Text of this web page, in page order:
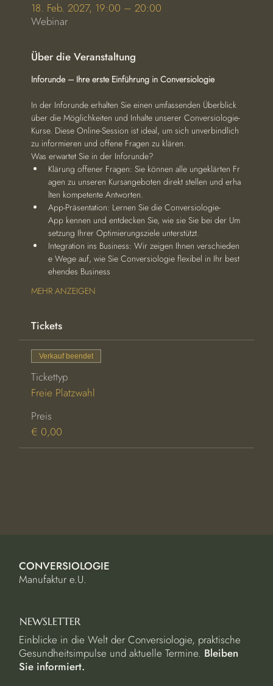
18. Feb. 2027, 19:00 – 20:00
Webinar
Über die Veranstaltung
Inforunde – Ihre erste Einführung in Conversiologie
In der Inforunde erhalten Sie einen umfassenden Überblick
über die Möglichkeiten und Inhalte unserer Conversiologie-
Kurse. Diese Online-Session ist ideal, um sich unverbindlich
zu informieren und offene Fragen zu klären.
Was erwartet Sie in der Inforunde?
Klärung offener Fragen: Sie können alle ungeklärten Fr
agen zu unseren Kursangeboten direkt stellen und erha
lten kompetente Antworten.
App-Präsentation: Lernen Sie die Conversiologie-
App kennen und entdecken Sie, wie sie Sie bei der Um
setzung Ihrer Optimierungsziele unterstützt.
Integration ins Business: Wir zeigen Ihnen verschieden
e Wege auf, wie Sie Conversiologie flexibel in Ihr best
ehendes Business
MEHR ANZEIGEN
Tickets
Verkauf beendet
Tickettyp
Freie Platzwahl
Preis
€ 0,00
CONVERSIOLOGIE
Manufaktur e.U.
NEWSLETTER
Einblicke in die Welt der Conversiologie, praktische
Gesundheitsimpulse und aktuelle Termine. Bleiben
Sie informiert.